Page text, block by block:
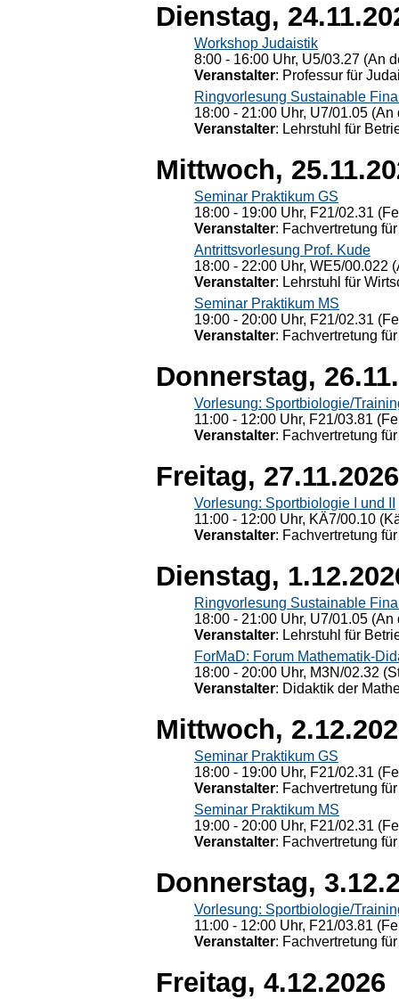
Dienstag,
Workshop Judaistik
8:00 - 16:00 Uhr, U5/03.27 (An
Veranstalter: Professur für
Ringvorlesung Sustainable
18:00 - 21:00 Uhr, U7/01.05
Veranstalter: Lehrstuhl für
Mittwoch,
Seminar Praktikum GS
18:00 - 19:00 Uhr, F21/02.31
Veranstalter: Fachvertretung
Antrittsvorlesung Prof. Kude
18:00 - 22:00 Uhr, WE5/00.022
Veranstalter: Lehrstuhl für
Seminar Praktikum MS
19:00 - 20:00 Uhr, F21/02.31
Veranstalter: Fachvertretung
Donnerstag,
Vorlesung: Sportbiologie/
11:00 - 12:00 Uhr, F21/03.81
Veranstalter: Fachvertretung
Freitag, 27.11.2026
Vorlesung: Sportbiologie I und II
11:00 - 12:00 Uhr, KÄ7/00.10
Veranstalter: Fachvertretung
Dienstag,
Ringvorlesung Sustainable
18:00 - 21:00 Uhr, U7/01.05
Veranstalter: Lehrstuhl für
ForMaD: Forum Mathematik-
18:00 - 20:00 Uhr, M3N/02.32
Veranstalter: Didaktik der
Mittwoch,
Seminar Praktikum GS
18:00 - 19:00 Uhr, F21/02.31
Veranstalter: Fachvertretung
Seminar Praktikum MS
19:00 - 20:00 Uhr, F21/02.31
Veranstalter: Fachvertretung
Donnerstag,
Vorlesung: Sportbiologie/
11:00 - 12:00 Uhr, F21/03.81
Veranstalter: Fachvertretung
Freitag, 4.12.2026